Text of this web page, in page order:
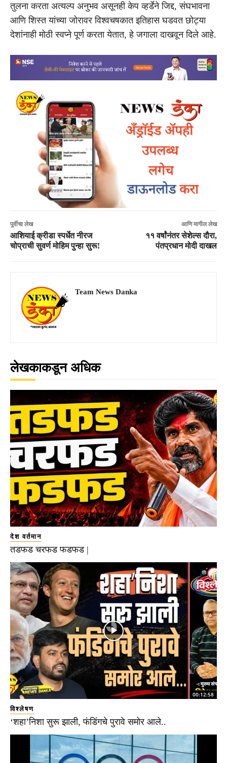
तुलना करता अत्यल्प अनुभव असूनही केप व्हर्डेने जिद्द, संघभावना
आणि शिस्त यांच्या जोरावर विश्वचषकात इतिहास घडवत छोट्या
देशांनाही मोठी स्वप्ने पूर्ण करता येतात, हे जगाला दाखवून दिले आहे.
पूर्वीचा लेख
आशियाई क्रीडा स्पर्धेत नीरज
चोप्राची सुवर्ण मोहिम पुन्हा सुरू!
आणि मागील लेख
११ वर्षांनंतर सेशेल्स दौरा,
पंतप्रधान मोदी दाखल
Team News Danka
लेखकाकडून अधिक
देश वर्तमान
तडफड चरफड फडफड |
00:12:58
विश्लेषण
‘शहा’निशा सुरू झाली, फंडिंगचे पुरावे समोर आले..